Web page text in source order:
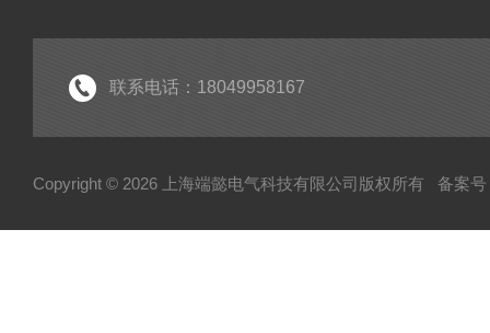
联系电话：18049958167
Copyright © 2026 上海端懿电气科技有限公司版权所有 备案号